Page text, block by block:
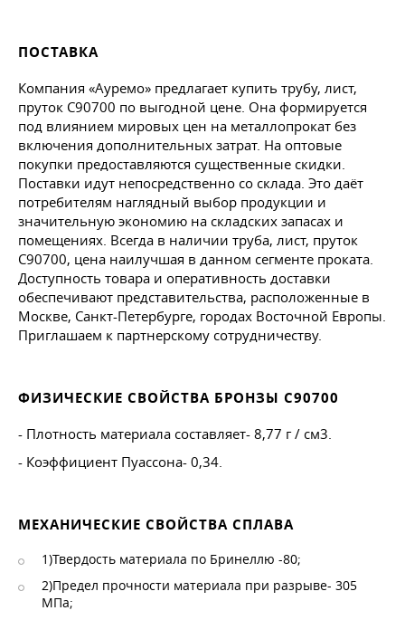
ПОСТАВКА
Компания «Ауремо» предлагает купить трубу, лист,
пруток С90700 по выгодной цене. Она формируется
под влиянием мировых цен на металлопрокат без
включения дополнительных затрат. На оптовые
покупки предоставляются существенные скидки.
Поставки идут непосредственно со склада. Это даёт
потребителям наглядный выбор продукции и
значительную экономию на складских запасах и
помещениях. Всегда в наличии труба, лист, пруток
С90700, цена наилучшая в данном сегменте проката.
Доступность товара и оперативность доставки
обеспечивают представительства, расположенные в
Москве, Санкт-Петербурге, городах Восточной Европы.
Приглашаем к партнерскому сотрудничеству.
ФИЗИЧЕСКИЕ СВОЙСТВА БРОНЗЫ С90700
- Плотность материала составляет- 8,77 г / см3.
- Коэффициент Пуассона- 0,34.
МЕХАНИЧЕСКИЕ СВОЙСТВА СПЛАВА
1)Твердость материала по Бринеллю -80;
2)Предел прочности материала при разрыве- 305
МПа;